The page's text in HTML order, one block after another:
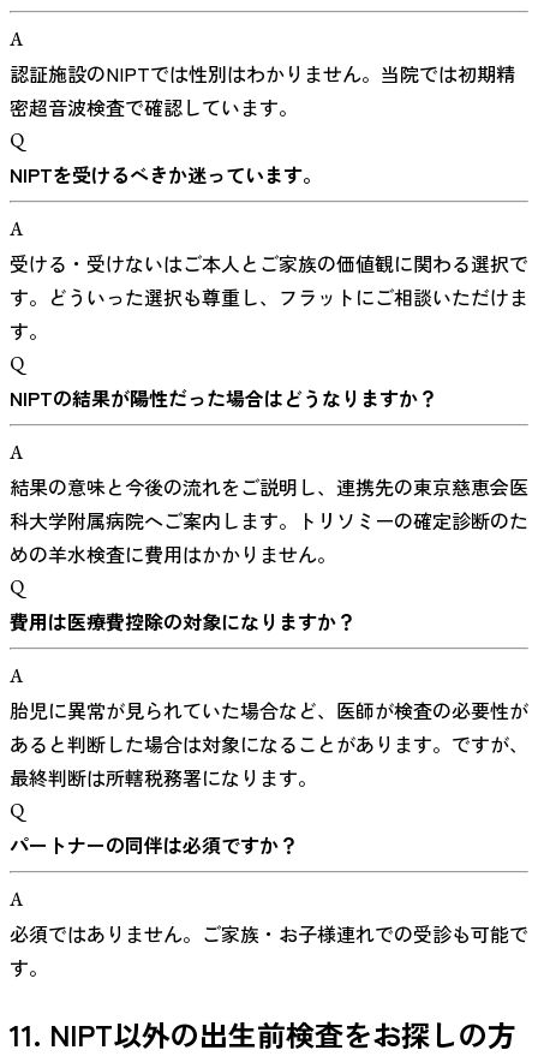
A
認証施設のNIPTでは性別はわかりません。当院では初期精
密超音波検査で確認しています。
Q
NIPTを受けるべきか迷っています。
A
受ける・受けないはご本人とご家族の価値観に関わる選択で
す。どういった選択も尊重し、フラットにご相談いただけま
す。
Q
NIPTの結果が陽性だった場合はどうなりますか？
A
結果の意味と今後の流れをご説明し、連携先の東京慈恵会医
科大学附属病院へご案内します。トリソミーの確定診断のた
めの羊水検査に費用はかかりません。
Q
費用は医療費控除の対象になりますか？
A
胎児に異常が見られていた場合など、医師が検査の必要性が
あると判断した場合は対象になることがあります。ですが、
最終判断は所轄税務署になります。
Q
パートナーの同伴は必須ですか？
A
必須ではありません。ご家族・お子様連れでの受診も可能で
す。
11. NIPT以外の出生前検査をお探しの方